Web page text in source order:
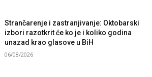
Strančarenje i zastranjivanje: Oktobarski
izbori razotkrit će ko je i koliko godina
unazad krao glasove u BiH
06/08/2026